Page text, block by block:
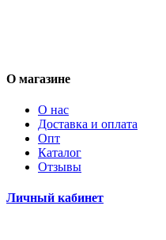
О магазине
О нас
Доставка и оплата
Опт
Каталог
Отзывы
Личный кабинет